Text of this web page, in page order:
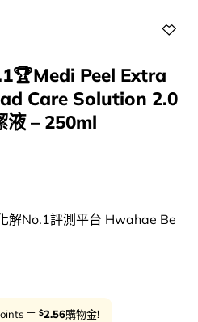
Peel Extra
Care Solution 2.0
液 – 250ml
No.1評測平台 Hwahae Be
＝ $2.56購物金!